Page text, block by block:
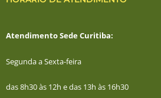
Atendimento Sede Curitiba:
Segunda a Sexta-feira
das 8h30 às 12h e das 13h às 16h30